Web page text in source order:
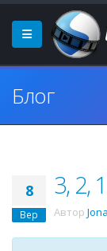
Блог
8
Вер
3, 2,
Автор